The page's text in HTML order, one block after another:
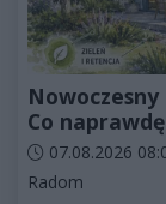
Co
Data dodania
07.08.2026
Kategorie artykułu:
Radom